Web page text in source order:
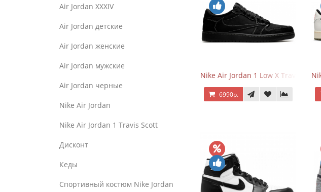
Air Jordan XXXIV
Air Jordan детские
Air Jordan женские
Air Jordan мужские
Air Jordan черные
Nike Air Jordan
Nike Air Jordan 1 Travis Scott
Дисконт
Кеды
Спортивный костюм Nike Jordan
Nike Air Jordan 1 Low X Travis
6990р.